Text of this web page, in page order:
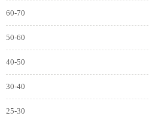
60-70
50-60
40-50
30-40
25-30